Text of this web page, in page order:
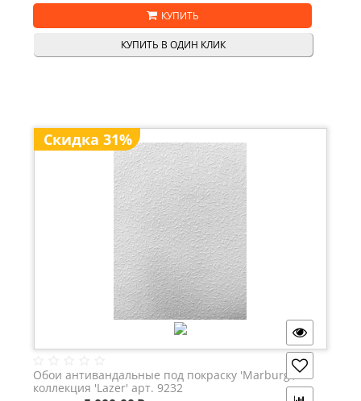
КУПИТЬ
КУПИТЬ В ОДИН КЛИК
Скидка 31%
Обои антивандальные под покраску 'Marburg',
коллекция 'Lazer' арт. 9232